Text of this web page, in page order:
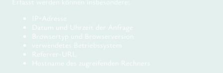
IP-Adresse
Datum und Uhrzeit der Anfrage
Browsertyp und Browserversion
verwendetes Betriebssystem
Referrer-URL
Hostname des zugreifenden Rechners